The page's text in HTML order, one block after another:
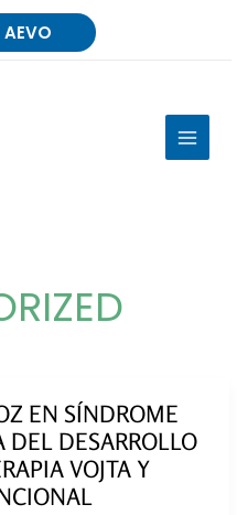
AEVO
MAIN
EN SÍNDROME
DEL DESARROLLO
VOJTA Y